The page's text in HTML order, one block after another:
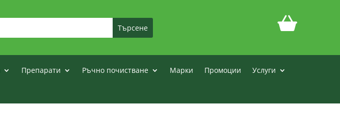
Препарати Ръчно почистване Марки Промоции
Услуги